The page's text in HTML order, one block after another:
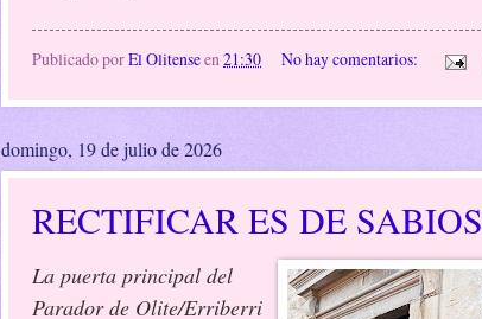
Publicado porEl Olitenseen21:30 No hay comentarios:
domingo, 19 de julio de 2026
RECTIFICAR ES DE SABIOS
La puerta principal del
Parador de Olite/Erriberri